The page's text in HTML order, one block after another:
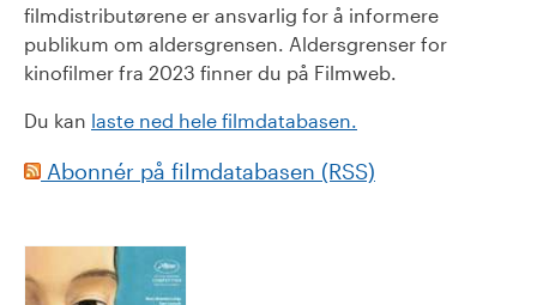
filmdistributørene er ansvarlig for å informere
publikum om aldersgrensen. Aldersgrenser for
kinofilmer fra 2023 finner du på Filmweb.
Du kan laste ned hele filmdatabasen.
Abonnér på filmdatabasen (RSS)